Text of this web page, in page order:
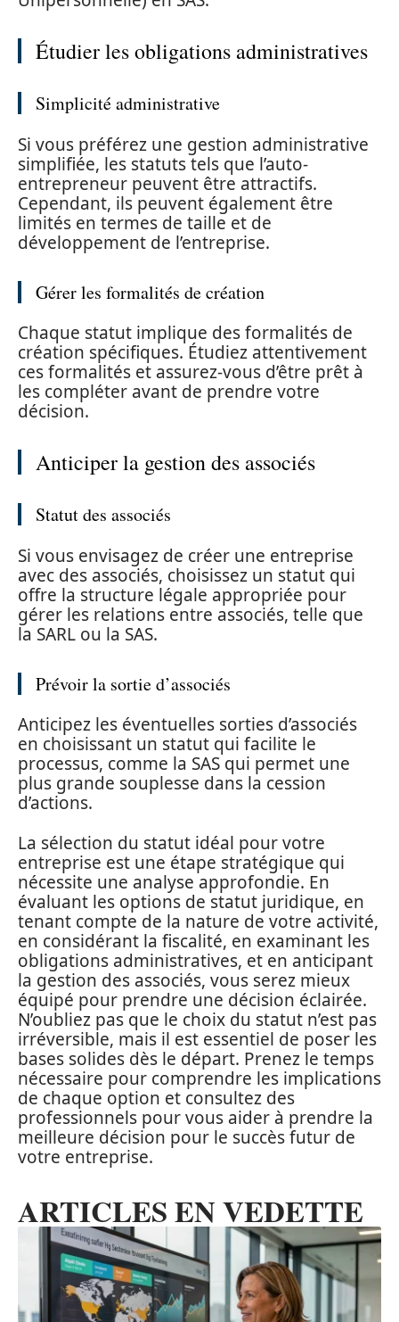
Étudier les obligations administratives
Simplicité administrative
Si vous préférez une gestion administrative
simplifiée, les statuts tels que l’auto-
entrepreneur peuvent être attractifs.
Cependant, ils peuvent également être
limités en termes de taille et de
développement de l’entreprise.
Gérer les formalités de création
Chaque statut implique des formalités de
création spécifiques. Étudiez attentivement
ces formalités et assurez-vous d’être prêt à
les compléter avant de prendre votre
décision.
Anticiper la gestion des associés
Statut des associés
Si vous envisagez de créer une entreprise
avec des associés, choisissez un statut qui
offre la structure légale appropriée pour
gérer les relations entre associés, telle que
la SARL ou la SAS.
Prévoir la sortie d’associés
Anticipez les éventuelles sorties d’associés
en choisissant un statut qui facilite le
processus, comme la SAS qui permet une
plus grande souplesse dans la cession
d’actions.
La sélection du statut idéal pour votre
entreprise est une étape stratégique qui
nécessite une analyse approfondie. En
évaluant les options de statut juridique, en
tenant compte de la nature de votre activité,
en considérant la fiscalité, en examinant les
obligations administratives, et en anticipant
la gestion des associés, vous serez mieux
équipé pour prendre une décision éclairée.
N’oubliez pas que le choix du statut n’est pas
irréversible, mais il est essentiel de poser les
bases solides dès le départ. Prenez le temps
nécessaire pour comprendre les implications
de chaque option et consultez des
professionnels pour vous aider à prendre la
meilleure décision pour le succès futur de
votre entreprise.
ARTICLES EN VEDETTE